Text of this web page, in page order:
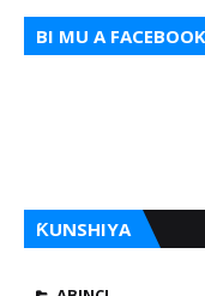
BI MU A FACEBOOK
ƘUNSHIYA